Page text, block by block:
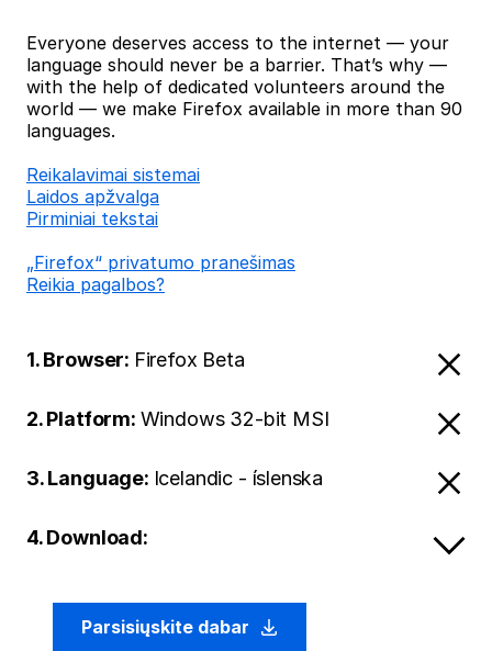
Everyone deserves access to the internet — your
language should never be a barrier. That’s why —
with the help of dedicated volunteers around the
world — we make Firefox available in more than 90
languages.
Reikalavimai sistemai
Laidos apžvalga
Pirminiai tekstai
„Firefox“ privatumo pranešimas
Reikia pagalbos?
1. Browser: Firefox Beta
2. Platform: Windows 32-bit MSI
3. Language: Icelandic - íslenska
4. Download:
Parsisiųskite dabar